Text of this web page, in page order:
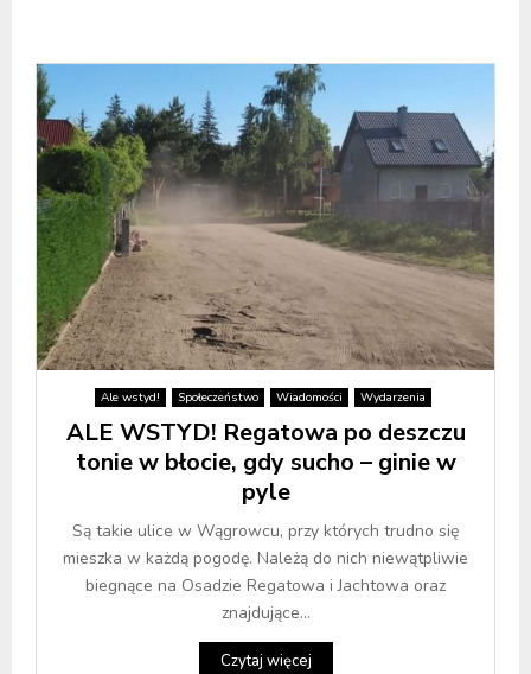
Ale wstyd! Społeczeństwo Wiadomości Wydarzenia
ALE WSTYD! Regatowa po deszczu
tonie w błocie, gdy sucho – ginie w
pyle
Są takie ulice w Wągrowcu, przy których trudno się
mieszka w każdą pogodę. Należą do nich niewątpliwie
biegnące na Osadzie Regatowa i Jachtowa oraz
znajdujące...
Czytaj więcej